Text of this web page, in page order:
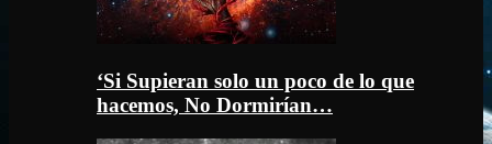
‘Si Supieran solo un poco de lo que
hacemos, No Dormirían…